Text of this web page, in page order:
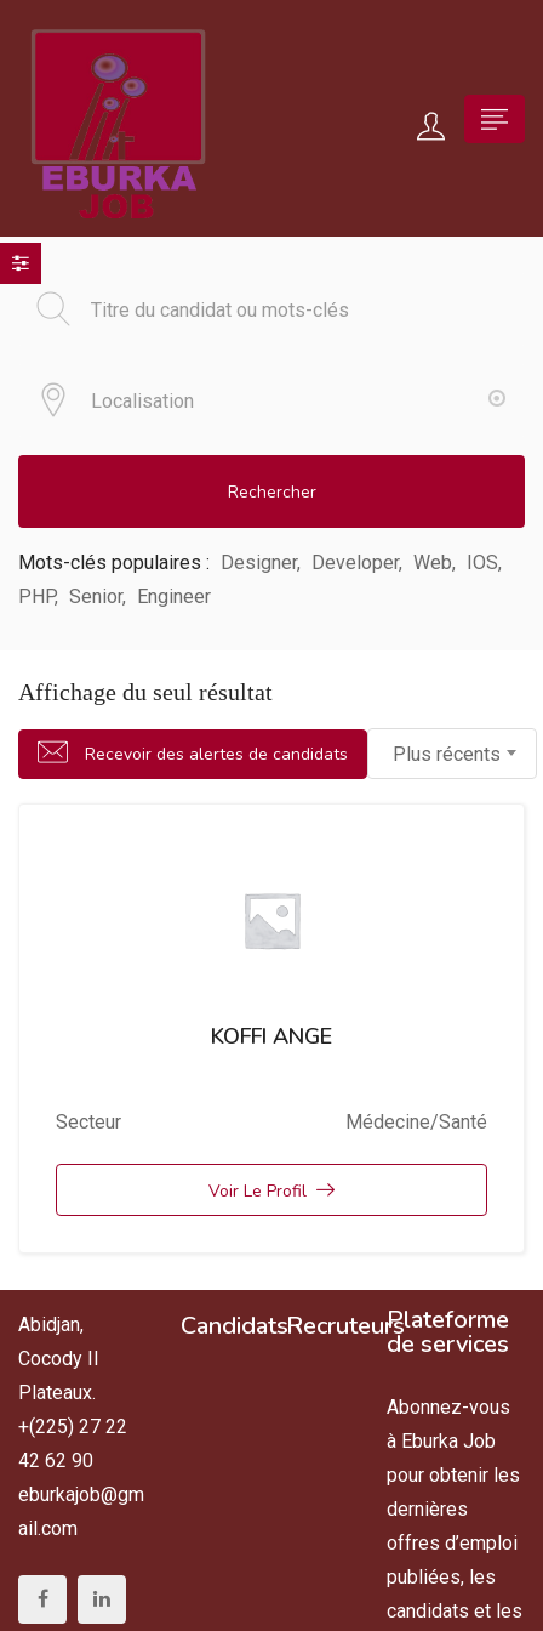
Rechercher
Mots-clés populaires : Designer Developer Web
IOS
PHP
Senior Engineer
Affichage du seul résultat
Recevoir des alertes de candidats Plus récents
KOFFI ANGE
Secteur Médecine/Santé
Voir Le Profil
Abidjan,
Cocody II
Plateaux.
+(225) 27 22
42 62 90
eburkajob@gm
ail.com
CandidatsRecruteursPlateforme
de services
Abonnez-vous
à Eburka Job
pour obtenir les
dernières
offres d’emploi
publiées, les
candidats et les